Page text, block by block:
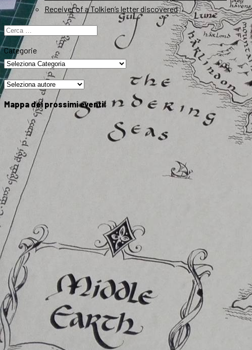
Receiver of a Tolkien’s letter discovered
Ricerca
per:
Categorie
Mappa dei prossimi eventi: